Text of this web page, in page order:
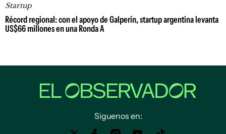
Startup
Récord regional: con el apoyo de Galperín, startup argentina levanta
US$66 millones en una Ronda A
Siguenos en: